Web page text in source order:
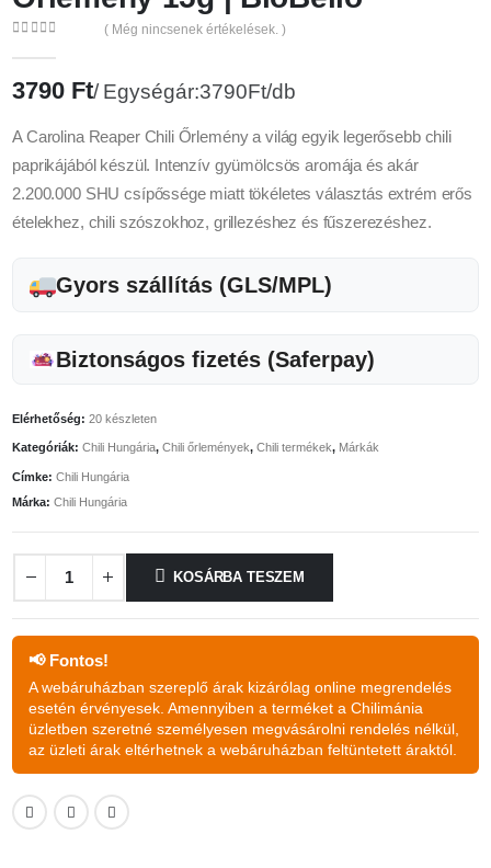
( Még nincsenek értékelések. )
3790 Ft Egységár:3790Ft/db
A Carolina Reaper Chili Őrlemény a világ egyik legerősebb chili
paprikájából készül. Intenzív gyümölcsös aromája és akár
2.200.000 SHU csípőssége miatt tökéletes választás extrém erős
ételekhez, chili szószokhoz, grillezéshez és fűszerezéshez.
Gyors szállítás (GLS/MPL)
Biztonságos fizetés (Saferpay)
Elérhetőség:20 készleten
Kategóriák:Chili Hungária,Chili őrlemények,Chili termékek, Márkák
Címke:Chili Hungária
Márka:Chili Hungária
KOSÁRBA TESZEM
📢 Fontos!
A webáruházban szereplő árak kizárólag online megrendelés
esetén érvényesek. Amennyiben a terméket a Chilimánia
üzletben szeretné személyesen megvásárolni rendelés nélkül,
az üzleti árak eltérhetnek a webáruházban feltüntetett áraktól.